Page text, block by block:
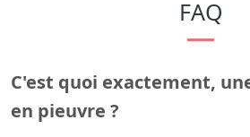
FAQ
C'est quoi exactement,
en pieuvre ?